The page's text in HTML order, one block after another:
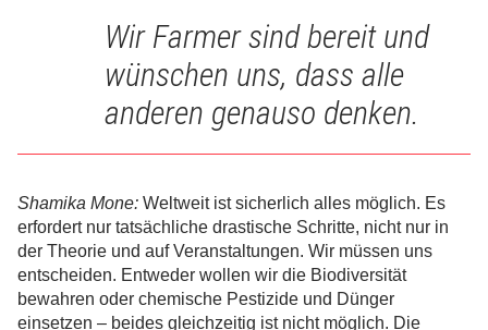
Wir Farmer sind bereit und
wünschen uns, dass alle
anderen genauso denken.
Shamika Mone: Weltweit ist sicherlich alles möglich. Es
erfordert nur tatsächliche drastische Schritte, nicht nur in
der Theorie und auf Veranstaltungen. Wir müssen uns
entscheiden. Entweder wollen wir die Biodiversität
bewahren oder chemische Pestizide und Dünger
einsetzen – beides gleichzeitig ist nicht möglich. Die